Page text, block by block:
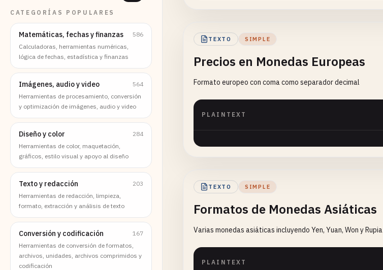
CATEGORÍAS POPULARES
Matemáticas, fechas y finanzas
586
Calculadoras, herramientas numéricas,
lógica de fechas, estadística y finanzas
Imágenes, audio y video
564
Herramientas de procesamiento, conversión
y optimización de imágenes, audio y video
Diseño y color
284
Herramientas de color, maquetación,
gráficos, estilo visual y apoyo al diseño
Texto y redacción
203
Herramientas de redacción, limpieza,
formato, extracción y análisis de texto
Conversión y codificación
167
Herramientas de conversión de formatos,
archivos, unidades, archivos comprimidos y
codificación
TEXTO SIMPLE
Precios en Monedas Europeas
Formato europeo con coma como separador decimal
PLAINTEXT
TEXTO SIMPLE
Formatos de Monedas Asiáticas
Varias monedas asiáticas incluyendo Yen, Yuan, Won y Rupia
PLAINTEXT